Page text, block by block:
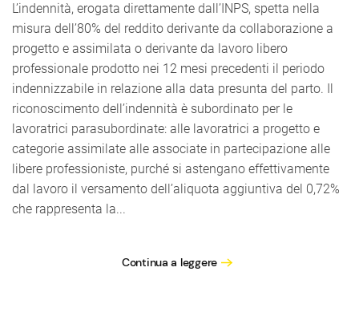
L’indennità, erogata direttamente dall’INPS, spetta nella
misura dell’80% del reddito derivante da collaborazione a
progetto e assimilata o derivante da lavoro libero
professionale prodotto nei 12 mesi precedenti il periodo
indennizzabile in relazione alla data presunta del parto. Il
riconoscimento dell’indennità è subordinato per le
lavoratrici parasubordinate: alle lavoratrici a progetto e
categorie assimilate alle associate in partecipazione alle
libere professioniste, purché si astengano effettivamente
dal lavoro il versamento dell’aliquota aggiuntiva del 0,72%
che rappresenta la...
Continua a leggere